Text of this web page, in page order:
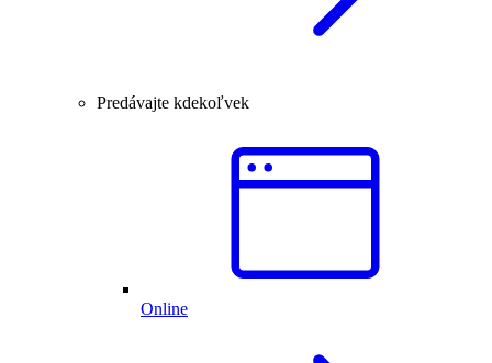
Predávajte kdekoľvek
Online